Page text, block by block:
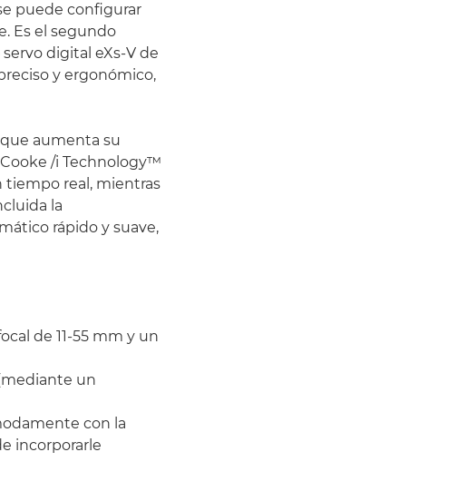
puede configurar
Es el segundo
digital eXs-V de
y ergonómico,
aumenta su
/i Technology™
tiempo real, mientras
la
rápido y suave,
de 11-55 mm y un
un
con la
incorporarle